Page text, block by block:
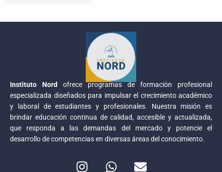
Instituto Nord
ofrece programas de formación profesional
especializada diseñados para impulsar el crecimiento académico
y laboral de estudiantes y profesionales. Nuestra misión es
brindar educación continua de calidad, accesible y actualizada,
que responda a las demandas del mercado y potencie el
desarrollo de competencias en diversas áreas del conocimiento.